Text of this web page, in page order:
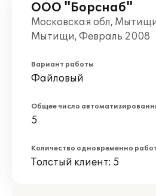
ООО "Борснаб"
Московская обл,
Мытищи, Февраль 2008
Вариант работы
Файловый
Общее число
5
Количество одновременно
Толстый клиент: 5